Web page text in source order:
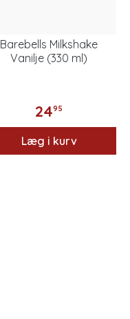
Barebells Milkshake
Vanilje (330 ml)
2495
Læg i kurv